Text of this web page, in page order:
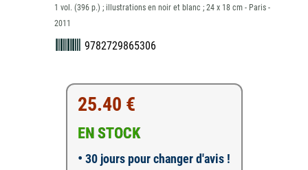
1 vol. (396 p.) ; illustrations en noir et blanc ; 24 x 18 cm - Paris -
2011
9782729865306
25.40 €
EN STOCK
• 30 jours pour changer d'avis !